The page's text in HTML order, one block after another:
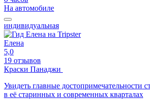
На автомобиле
индивидуальная
Елена
5,0
19 отзывов
Краски Панаджи
Увидеть главные достопримечательности
в её старинных и современных кварталах